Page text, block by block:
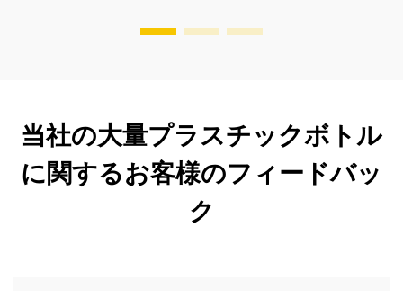
当社の大量プラスチックボトル
に関するお客様のフィードバッ
ク